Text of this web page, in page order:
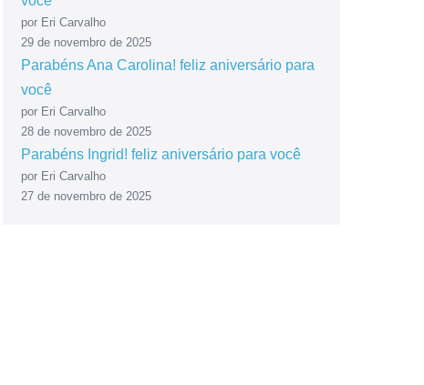
por Eri Carvalho
29 de novembro de 2025
Parabéns Ana Carolina! feliz aniversário para
você
por Eri Carvalho
28 de novembro de 2025
Parabéns Ingrid! feliz aniversário para você
por Eri Carvalho
27 de novembro de 2025